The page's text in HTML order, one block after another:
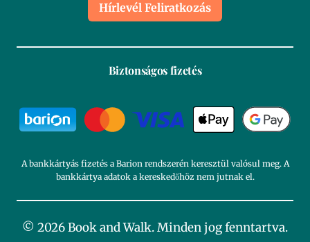
Hírlevél Feliratkozás
Biztonságos fizetés
A bankkártyás fizetés a Barion rendszerén keresztül valósul meg. A
bankkártya adatok a kereskedőhöz nem jutnak el.
© 2026 Book and Walk. Minden jog fenntartva.